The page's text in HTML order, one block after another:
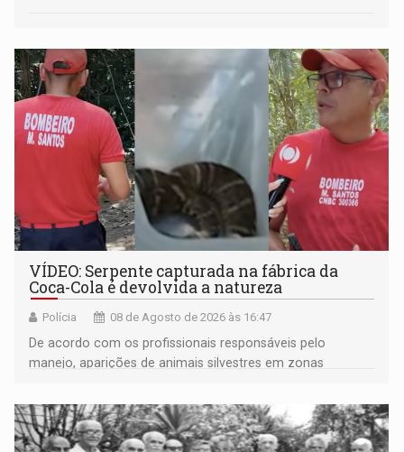
VÍDEO: Serpente capturada na fábrica da
Coca-Cola é devolvida a natureza
Polícia 08 de Agosto de 2026 às 16:47
De acordo com os profissionais responsáveis pelo
manejo, aparições de animais silvestres em zonas